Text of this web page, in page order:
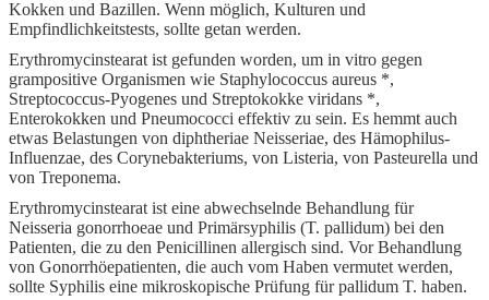
Kokken und Bazillen. Wenn möglich, Kulturen und
Empfindlichkeitstests, sollte getan werden.
Erythromycinstearat ist gefunden worden, um in vitro gegen
grampositive Organismen wie Staphylococcus aureus *,
Streptococcus-Pyogenes und Streptokokke viridans *,
Enterokokken und Pneumococci effektiv zu sein. Es hemmt auch
etwas Belastungen von diphtheriae Neisseriae, des Hämophilus-
Influenzae, des Corynebakteriums, von Listeria, von Pasteurella und
von Treponema.
Erythromycinstearat ist eine abwechselnde Behandlung für
Neisseria gonorrhoeae und Primärsyphilis (T. pallidum) bei den
Patienten, die zu den Penicillinen allergisch sind. Vor Behandlung
von Gonorrhöepatienten, die auch vom Haben vermutet werden,
sollte Syphilis eine mikroskopische Prüfung für pallidum T. haben.